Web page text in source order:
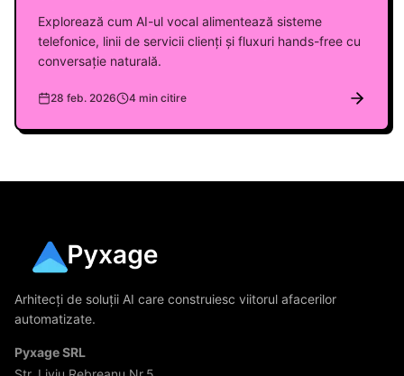
Explorează cum AI-ul vocal alimentează sisteme
telefonice, linii de servicii clienți și fluxuri hands-free cu
conversație naturală.
28 feb. 2026 4 min citire
Arhitecți de soluții AI care construiesc viitorul afacerilor
automatizate.
Pyxage SRL